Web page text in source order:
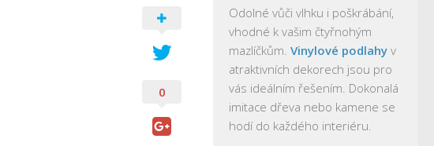
0
Odolné vůči vlhku i poškrábání,
vhodné k vašim čtyřnohým
mazlíčkům. Vinylové podlahy v
atraktivních dekorech jsou pro
vás ideálním řešením. Dokonalá
imitace dřeva nebo kamene se
hodí do každého interiéru.